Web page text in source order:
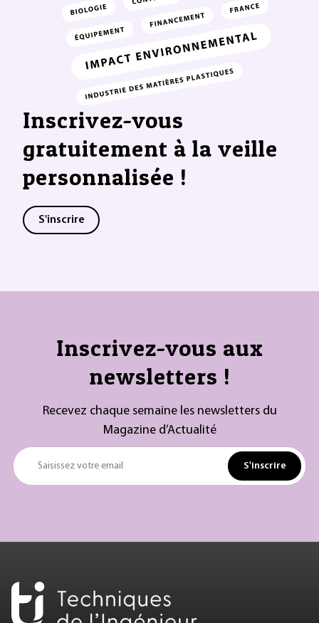
Inscrivez-vous
gratuitement à la veille
personnalisée !
S'inscrire
Inscrivez-vous aux
newsletters !
Recevez chaque semaine les newsletters du
Magazine d’Actualité
Saisissez votre email S'inscrire